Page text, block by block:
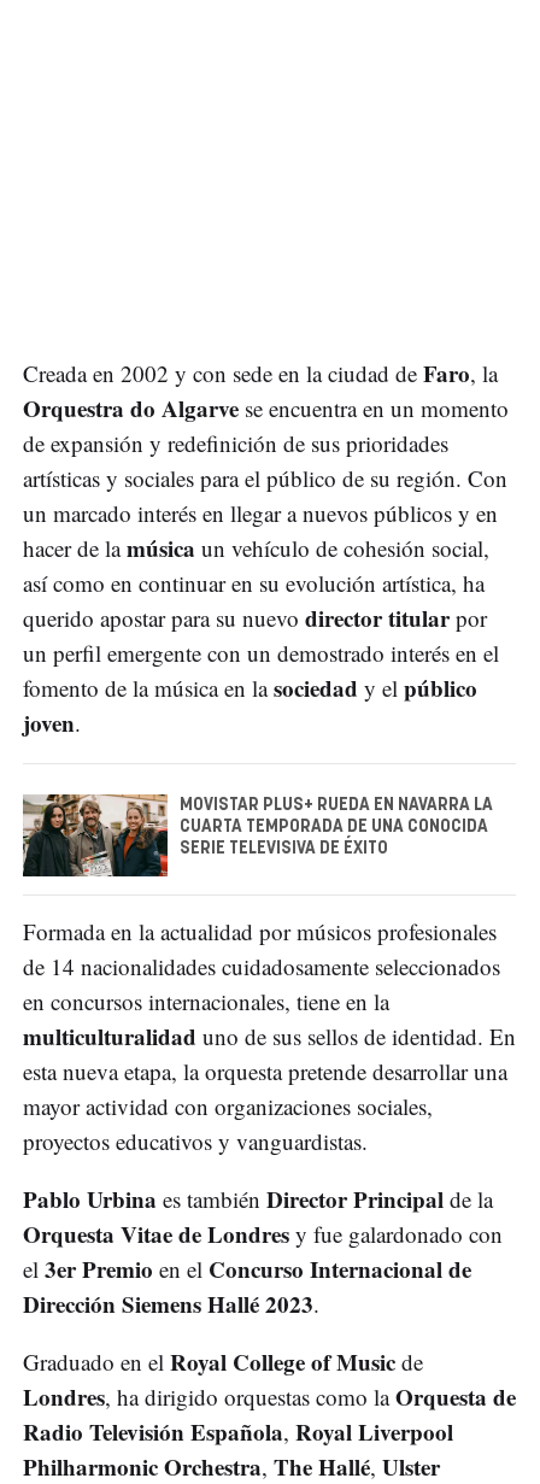
Creada en 2002 y con sede en la ciudad de Faro, la
Orquestra do Algarve se encuentra en un momento
de expansión y redefinición de sus prioridades
artísticas y sociales para el público de su región. Con
un marcado interés en llegar a nuevos públicos y en
hacer de lamúsica un vehículo de cohesión social,
así como en continuar en su evolución artística, ha
querido apostar para su nuevo director titularpor
un perfil emergente con un demostrado interés en el
fomento de la música en lasociedad y el público
joven.
MOVISTAR PLUS+ RUEDA EN NAVARRA LA
CUARTA TEMPORADA DE UNA CONOCIDA
SERIE TELEVISIVA DE ÉXITO
Formada en la actualidad por músicos profesionales
de 14 nacionalidades cuidadosamente seleccionados
en concursos internacionales, tiene en la
multiculturalidad uno de sus sellos de identidad. En
esta nueva etapa, la orquesta pretende desarrollar una
mayor actividad con organizaciones sociales,
proyectos educativos y vanguardistas.
Pablo Urbina es también Director Principal de la
Orquesta Vitae de Londres y fue galardonado con
el 3er Premio en el Concurso Internacional de
Dirección Siemens Hallé 2023.
Graduado en el Royal College of Music de
Londres, ha dirigido orquestas como laOrquesta de
Radio Televisión Española, Royal Liverpool
Philharmonic Orchestra, The Hallé, Ulster